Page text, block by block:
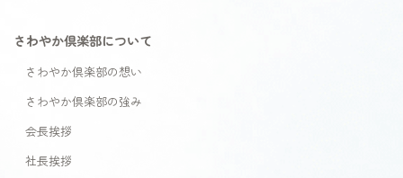
さわやか倶楽部について
さわやか倶楽部の想い
さわやか倶楽部の強み
会長挨拶
社長挨拶